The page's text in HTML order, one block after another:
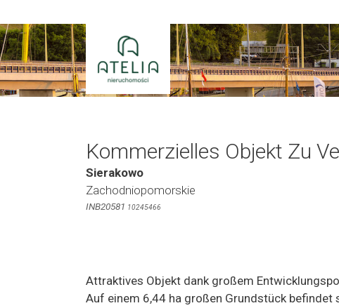
Inhalt
springen
Kommerzielles Objekt Zu
Sierakowo
Zachodniopomorskie
INB20581 10245466
Attraktives Objekt dank großem
Auf einem 6,44 ha großen Grundstück befindet